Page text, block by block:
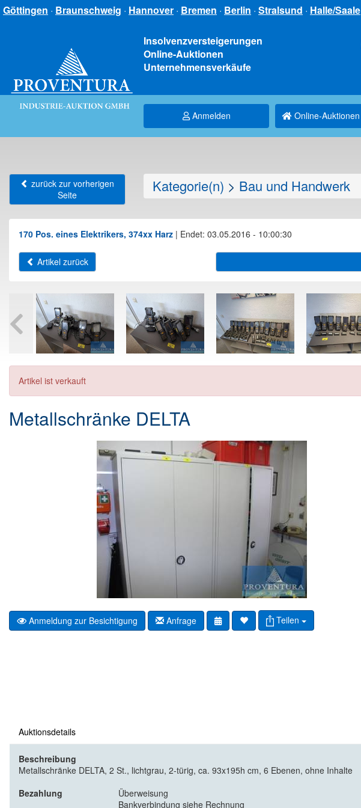
Göttingen · Braunschweig · Hannover · Bremen · Berlin · Stralsund · Halle/Saale
Insolvenzversteigerungen
Online-Auktionen
Unternehmensverkäufe
Anmelden Online-Auktionen
zurück zur vorherigen
Seite
Kategorie(n) > Bau und Handwerk
170 Pos. eines Elektrikers, 374xx Harz | Endet: 03.05.2016 - 10:00:30
Artikel zurück
Artikel ist verkauft
Metallschränke DELTA
Anmeldung zur Besichtigung Anfrage Teilen
Auktionsdetails
Beschreibung
Metallschränke DELTA, 2 St., lichtgrau, 2-türig, ca. 93x195h cm, 6 Ebenen, ohne Inhalte
Bezahlung
Überweisung
Bankverbindung siehe Rechnung